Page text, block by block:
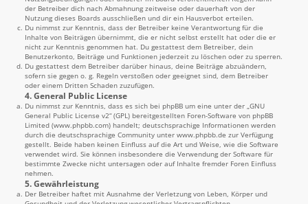
der Betreiber dich nach Abmahnung zeitweise oder dauerhaft von der
Nutzung dieses Boards ausschließen und dir ein Hausverbot erteilen.
Du nimmst zur Kenntnis, dass der Betreiber keine Verantwortung für die
Inhalte von Beiträgen übernimmt, die er nicht selbst erstellt hat oder die er
nicht zur Kenntnis genommen hat. Du gestattest dem Betreiber, dein
Benutzerkonto, Beiträge und Funktionen jederzeit zu löschen oder zu sperren.
Du gestattest dem Betreiber darüber hinaus, deine Beiträge abzuändern,
sofern sie gegen o. g. Regeln verstoßen oder geeignet sind, dem Betreiber
oder einem Dritten Schaden zuzufügen.
4. General Public License
Du nimmst zur Kenntnis, dass es sich bei phpBB um eine unter der „GNU
General Public License v2“ (GPL) bereitgestellten Foren-Software von phpBB
Limited (www.phpbb.com) handelt; deutschsprachige Informationen werden
durch die deutschsprachige Community unter www.phpbb.de zur Verfügung
gestellt. Beide haben keinen Einfluss auf die Art und Weise, wie die Software
verwendet wird. Sie können insbesondere die Verwendung der Software für
bestimmte Zwecke nicht untersagen oder auf Inhalte fremder Foren Einfluss
nehmen.
5. Gewährleistung
Der Betreiber haftet mit Ausnahme der Verletzung von Leben, Körper und